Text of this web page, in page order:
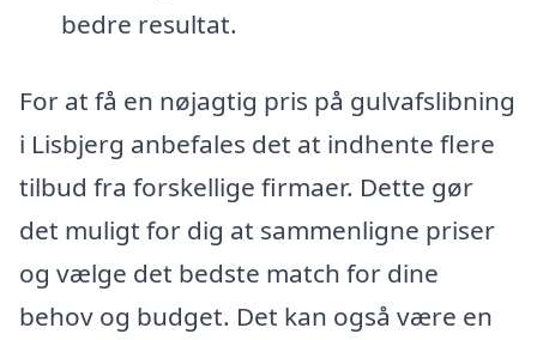
bedre resultat.
For at få en nøjagtig pris på gulvafslibning
i Lisbjerg anbefales det at indhente flere
tilbud fra forskellige firmaer. Dette gør
det muligt for dig at sammenligne priser
og vælge det bedste match for dine
behov og budget. Det kan også være en